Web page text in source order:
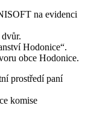
na evidenci
Hodonice“.
obce Hodonice.
prostředí paní
komise